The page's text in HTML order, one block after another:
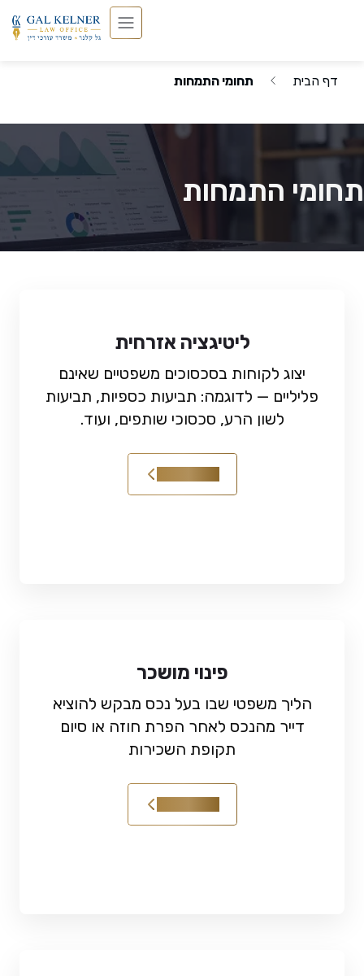
דף הבית תחומי התמחות
תחומי התמחות
ליטיגציה אזרחית
יצוג לקוחות בסכסוכים משפטיים שאינם
פליליים — לדוגמה: תביעות כספיות, תביעות
לשון הרע, סכסוכי שותפים, ועוד.
פינוי מושכר
הליך משפטי שבו בעל נכס מבקש להוציא
דייר מהנכס לאחר הפרת חוזה או סיום
תקופת השכירות